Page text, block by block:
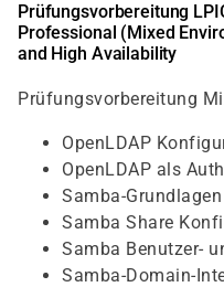
Prüfungsvorbereitung
Professional (Mixed
and High Availability
Prüfungsvorbereitung
OpenLDAP
OpenLDAP als
Samba-Grundlagen
Samba Share
Samba Benutzer-
Samba-Domain-